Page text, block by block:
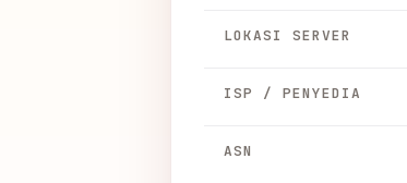
LOKASI SERVER
ISP / PENYEDIA
ASN